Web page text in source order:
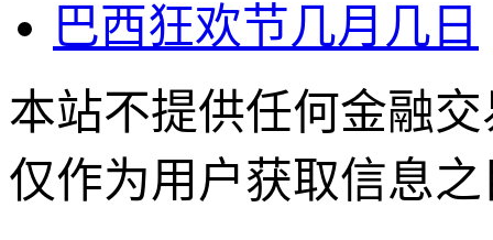
巴西狂欢节几月几日
本站不提供任何金融
仅作为用户获取信息